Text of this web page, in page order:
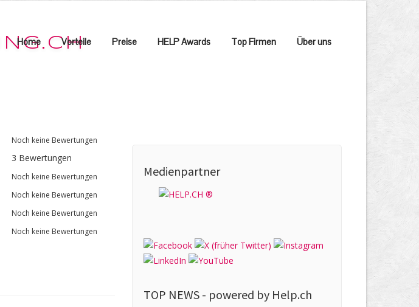
Home Vorteile Preise HELP Awards Top Firmen Über uns
Noch keine Bewertungen
3 Bewertungen
Noch keine Bewertungen
Noch keine Bewertungen
Noch keine Bewertungen
Noch keine Bewertungen
Medienpartner
TOP NEWS - powered by Help.ch